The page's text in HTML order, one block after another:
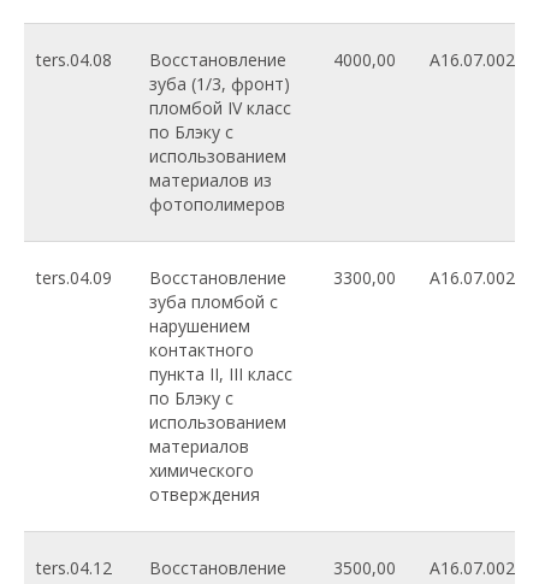
ters.04.08
Восстановление
зуба (1/3, фронт)
пломбой IV класс
по Блэку с
использованием
материалов из
фотополимеров
4000,00
ters.04.09
Восстановление
зуба пломбой с
нарушением
контактного
пункта II, III класс
по Блэку с
использованием
материалов
химического
отверждения
3300,00
ters.04.12
Восстановление
3500,00